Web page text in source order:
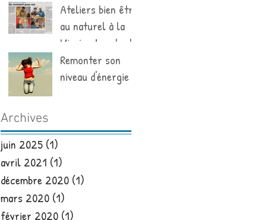
Ateliers bien être
au naturel à la
Mission Locale du
Val De Reuil
Remonter son
niveau d'énergie
Archives
juin 2025 (1)
avril 2021 (1)
décembre 2020 (1)
mars 2020 (1)
février 2020 (1)